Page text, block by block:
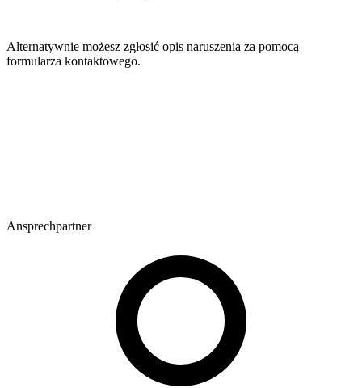
Alternatywnie możesz zgłosić opis naruszenia za pomocą
formularza kontaktowego.
Ansprechpartner